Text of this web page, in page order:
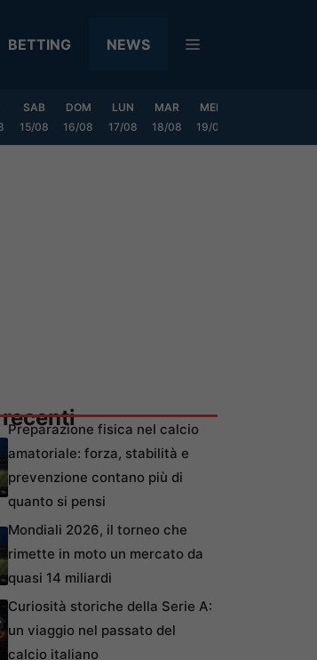
BETTING NEWS
SAB
15/08
DOM
16/08
LUN
17/08
MAR
18/08
MER
19/08
Preparazione fisica nel calcio
amatoriale: forza, stabilità e
prevenzione contano più di
quanto si pensi
Mondiali 2026, il torneo che
rimette in moto un mercato da
quasi 14 miliardi
Curiosità storiche della Serie A:
un viaggio nel passato del
calcio italiano